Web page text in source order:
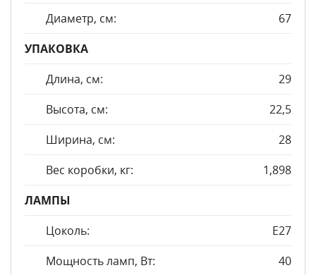
Диаметр, см:
67
УПАКОВКА
Длина, см:
29
Высота, см:
22,5
Ширина, см:
28
Вес коробки, кг:
1,898
ЛАМПЫ
Цоколь:
E27
Мощность ламп, Вт:
40